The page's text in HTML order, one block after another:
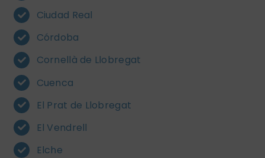
Ciudad Real
Córdoba
Cornellà de Llobregat
Cuenca
El Prat de Llobregat
El Vendrell
Elche